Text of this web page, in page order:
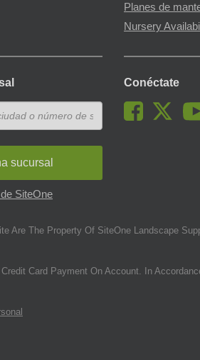
Planes de
Nursery
sucursal
SiteOne
Conéctate
Are The Property Of SiteOne Landscape
Card Payment On Account. In